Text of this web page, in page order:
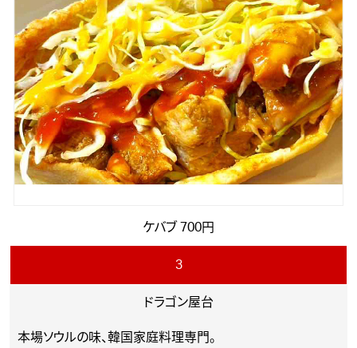
ケバブ 700円
3
ドラゴン屋台
本場ソウルの味、韓国家庭料理専門。